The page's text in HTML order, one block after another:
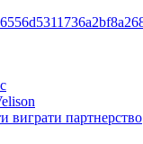
виграти партнерство